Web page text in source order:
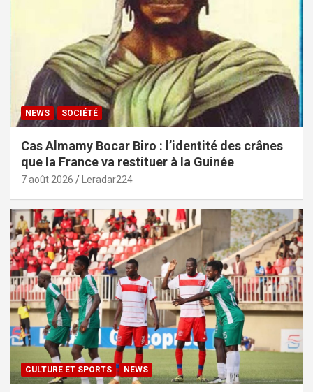
NEWS SOCIÉTÉ
Cas Almamy Bocar Biro : l’identité des crânes
que la France va restituer à la Guinée
7 août 2026 Leradar224
CULTURE ET SPORTS NEWS